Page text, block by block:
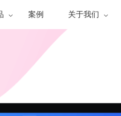
案例 关于我们